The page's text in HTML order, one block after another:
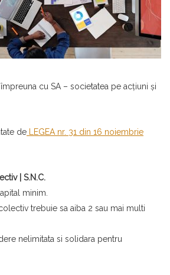
cu SA – societatea pe acțiuni și
de LEGEA nr. 31 din 16 noiembrie
| S.N.C.
minim.
trebuie sa aiba 2 sau mai multi
nelimitata si solidara pentru